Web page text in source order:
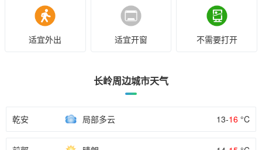
适宜外出 适宜开窗 不需要打开
长岭周边城市天气
乾安 局部多云 13-16 °C